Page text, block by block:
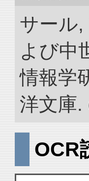
サール,
よび中
情報学
洋文庫.
OCR